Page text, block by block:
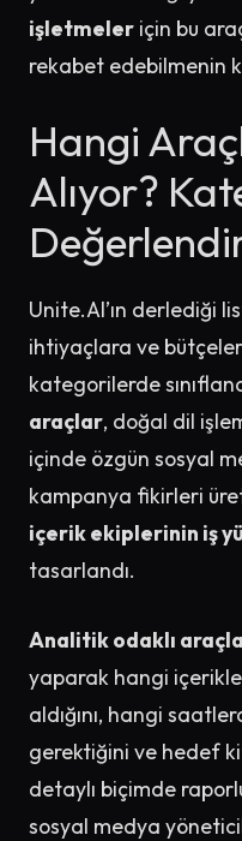
işletmeler için bu
rekabet edebilmenin
Hangi
Alıyor?
Unite.AI’ın derlediği
ihtiyaçlara ve
kategorilerde
araçlar, doğal dil
içinde özgün sosyal
kampanya fikirleri
içerik ekiplerinin iş
tasarlandı.
Analitik odaklı
yaparak hangi
aldığını, hangi
gerektiğini ve hedef
detaylı biçimde
sosyal medya